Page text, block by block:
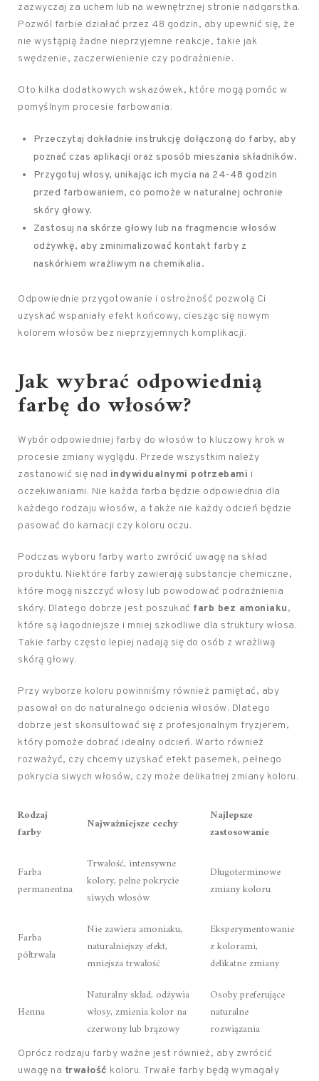
zazwyczaj za uchem lub na wewnętrznej stronie nadgarstka.
Pozwól farbie działać przez 48 godzin, aby upewnić się, że
nie wystąpią żadne nieprzyjemne reakcje, takie jak
swędzenie, zaczerwienienie czy podrażnienie.
Oto kilka dodatkowych wskazówek, które mogą pomóc w
pomyślnym procesie farbowania:
Przeczytaj dokładnie instrukcję dołączoną do farby, aby
poznać czas aplikacji oraz sposób mieszania składników.
Przygotuj włosy, unikając ich mycia na 24-48 godzin
przed farbowaniem, co pomoże w naturalnej ochronie
skóry głowy.
Zastosuj na skórze głowy lub na fragmencie włosów
odżywkę, aby zminimalizować kontakt farby z
naskórkiem wrażliwym na chemikalia.
Odpowiednie przygotowanie i ostrożność pozwolą Ci
uzyskać wspaniały efekt końcowy, ciesząc się nowym
kolorem włosów bez nieprzyjemnych komplikacji.
Jak wybrać odpowiednią
farbę do włosów?
Wybór odpowiedniej farby do włosów to kluczowy krok w
procesie zmiany wyglądu. Przede wszystkim należy
zastanowić się nad indywidualnymi potrzebami i
oczekiwaniami. Nie każda farba będzie odpowiednia dla
każdego rodzaju włosów, a także nie każdy odcień będzie
pasować do karnacji czy koloru oczu.
Podczas wyboru farby warto zwrócić uwagę na skład
produktu. Niektóre farby zawierają substancje chemiczne,
które mogą niszczyć włosy lub powodować podrażnienia
skóry. Dlatego dobrze jest poszukać farb bez amoniaku,
które są łagodniejsze i mniej szkodliwe dla struktury włosa.
Takie farby często lepiej nadają się do osób z wrażliwą
skórą głowy.
Przy wyborze koloru powinniśmy również pamiętać, aby
pasował on do naturalnego odcienia włosów. Dlatego
dobrze jest skonsultować się z profesjonalnym fryzjerem,
który pomoże dobrać idealny odcień. Warto również
rozważyć, czy chcemy uzyskać efekt pasemek, pełnego
pokrycia siwych włosów, czy może delikatnej zmiany koloru.
Rodzaj
farby
Najważniejsze cechy
Najlepsze
zastosowanie
Farba
permanentna
Trwałość, intensywne
kolory, pełne pokrycie
siwych włosów
Długoterminowe
zmiany koloru
Farba
półtrwała
Nie zawiera amoniaku,
naturalniejszy efekt,
mniejsza trwałość
Eksperymentowanie
z kolorami,
delikatne zmiany
Henna
Naturalny skład, odżywia
włosy, zmienia kolor na
czerwony lub brązowy
Osoby preferujące
naturalne
rozwiązania
Oprócz rodzaju farby ważne jest również, aby zwrócić
uwagę na trwałość koloru. Trwałe farby będą wymagały